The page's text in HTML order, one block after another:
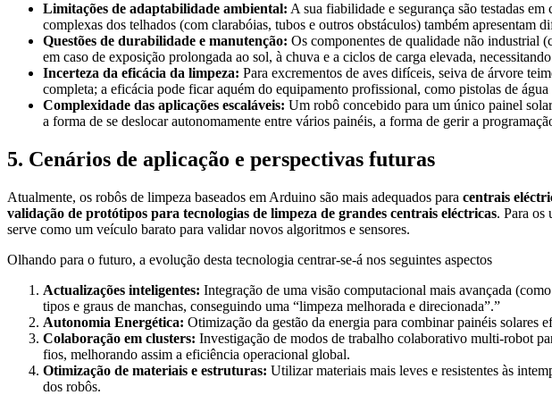
Limitações de adaptabilidade ambiental: A sua fiabilidade e segurança são testadas
complexas dos telhados (com clarabóias, tubos e outros obstáculos) também apresentam
Questões de durabilidade e manutenção: Os componentes de qualidade não industrial
em caso de exposição prolongada ao sol, à chuva e a ciclos de carga elevada,
Incerteza da eficácia da limpeza: Para excrementos de aves difíceis, seiva de árvore
completa; a eficácia pode ficar aquém do equipamento profissional, como pistolas de água
Complexidade das aplicações escaláveis: Um robô concebido para um único painel
a forma de se deslocar autonomamente entre vários painéis, a forma de gerir a
5. Cenários de aplicação e perspectivas futuras
Atualmente, os robôs de limpeza baseados em Arduino são mais adequados para centrais
validação de protótipos para tecnologias de limpeza de grandes centrais eléctricas. Para os
serve como um veículo barato para validar novos algoritmos e sensores.
Olhando para o futuro, a evolução desta tecnologia centrar-se-á nos seguintes aspectos
Actualizações inteligentes: Integração de uma visão computacional mais avançada
tipos e graus de manchas, conseguindo uma “limpeza melhorada e direcionada”.”
Autonomia Energética: Otimização da gestão da energia para combinar painéis solares
Colaboração em clusters: Investigação de modos de trabalho colaborativo multi-robot
fios, melhorando assim a eficiência operacional global.
Otimização de materiais e estruturas: Utilizar materiais mais leves e resistentes às
dos robôs.